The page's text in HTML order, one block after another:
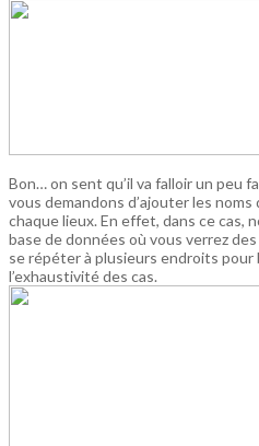
Bon… on sent qu’il va falloir un peu
vous demandons d’ajouter les
chaque lieux. En effet, dans ce cas,
base de données où vous verrez
se répéter à plusieurs endroits
l’exhaustivité des cas.